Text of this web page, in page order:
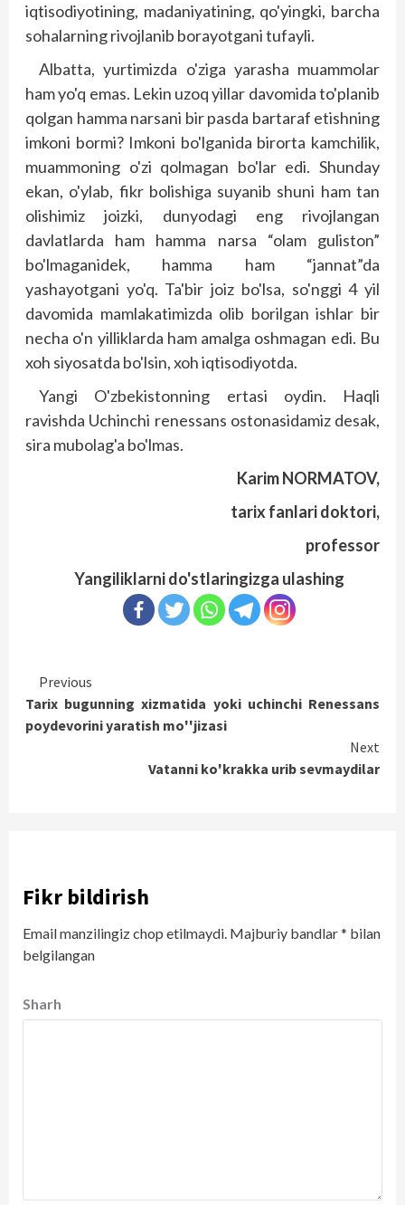
iqtisodiyotining, madaniyatining, qo'yingki, barcha
sohalarning rivojlanib borayotgani tufayli.
Albatta, yurtimizda o'ziga yarasha muammolar
ham yo'q emas. Lekin uzoq yillar davomida to'p­lanib
qolgan hamma narsani bir pasda bartaraf etishning
imkoni bormi? Imkoni bo'lganida birorta kamchilik,
muammoning o'zi qolmagan bo'lar edi. Shunday
ekan, o'ylab, fikr bolishiga suyanib shuni ham tan
olishimiz joizki, dunyodagi eng rivojlangan
davlatlarda ham hamma narsa “olam guliston”
bo'lmaganidek, hamma ham “jannat”da
yashayotgani yo'q. Ta'bir joiz bo'lsa, so'nggi 4 yil
davomida mamlakatimizda olib borilgan ishlar bir
necha o'n yilliklarda ham amalga oshmagan edi. Bu
xoh siyosatda bo'lsin, xoh iqtisodiyotda.
Yangi O'zbekistonning ertasi oydin. Haqli
ravishda Uchinchi renessans ostonasidamiz desak,
sira mubolag'a bo'lmas.
Karim NORMATOV,
tarix fanlari doktori,
professor
Yangiliklarni do'stlaringizga ulashing
Continue
Reading
Previous
Tarix bugunning xizmatida yoki uchinchi Renessans
poydevorini yaratish mo''jizasi
Next
Vatanni ko'krakka urib sevmaydilar
Fikr bildirish
Email manzilingiz chop etilmaydi. Majburiy bandlar* bilan
belgilangan
Sharh